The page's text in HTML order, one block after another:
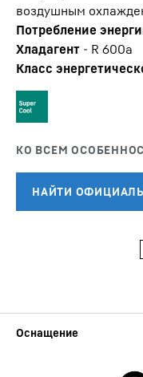
воздушным
Потребление
Хладагент - R 600a
Класс